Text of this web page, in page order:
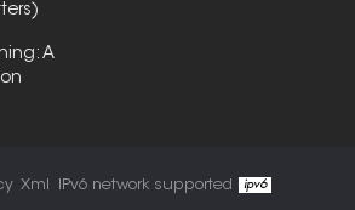
A
Xml IPv6 network supported